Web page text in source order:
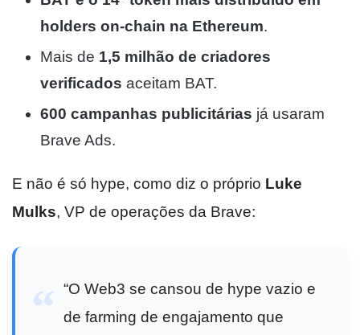
holders on-chain na Ethereum.
Mais de 1,5 milhão de criadores
verificados aceitam BAT.
600 campanhas publicitárias já usaram
Brave Ads.
E não é só hype, como diz o próprio Luke
Mulks, VP de operações da Brave:
“O Web3 se cansou de hype vazio e
de farming de engajamento que